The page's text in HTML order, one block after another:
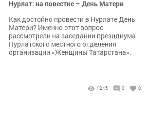
Нурлат: на повестке – День Матери
Как достойно провести в Нурлате День
Матери? Именно этот вопрос
рассмотрели на заседании президиума
Нурлатского местного отделения
организации «Женщины Татарстана».
1245 0 0